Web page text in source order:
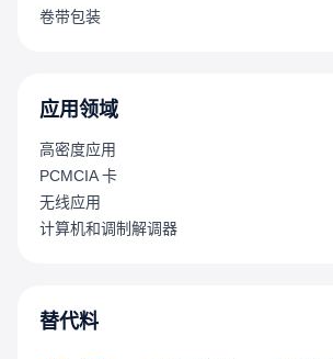
卷带包装
应用领域
高密度应用
PCMCIA 卡
无线应用
计算机和调制解调器
替代料